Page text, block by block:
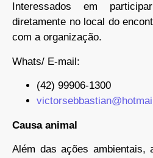
Interessados em
diretamente no local do
com a organização.
Whats/ E-mail:
(42) 99906-1300
Causa animal
Além das ações ambientais,